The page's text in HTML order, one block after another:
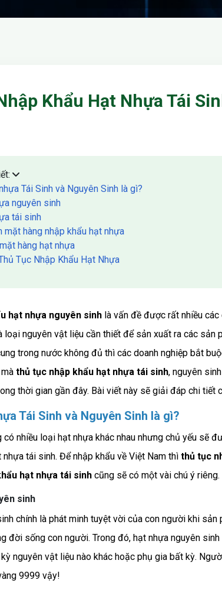
Khẩu Hạt Nhựa Tái
Tái Sinh và Nguyên Sinh là gì?
nguyên sinh
tái sinh
mặt hàng nhập khẩu hạt nhựa
hàng hạt nhựa
Tục Nhập Khẩu Hạt Nhựa
hạt nhựa nguyên sinh là vấn đề được rất nhiều các
loại nguyên vật liệu cần thiết để sản xuất ra các sản
trong nước không đủ thì các doanh nghiệp bắt
thủ tục nhập khẩu hạt nhựa tái sinh, nguyên
thời gian gần đây. Bài viết này sẽ giải đáp chi tiết
Tái Sinh và Nguyên Sinh là gì?
nhiều loại hạt nhựa khác nhau nhưng chủ yếu sẽ
tái sinh. Để nhập khẩu về Việt Nam thì thủ tục
hạt nhựa tái sinh cũng sẽ có một vài chú ý riêng.
sinh
chính là phát minh tuyệt vời của con người khi sản
đời sống con người. Trong đó, hạt nhựa nguyên
nguyên vật liệu nào khác hoặc phụ gia bất kỳ.
9999 vậy!